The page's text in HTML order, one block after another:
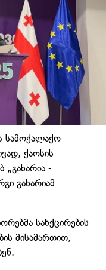
სამოქალაქო
ქაოსის
„გახარია -
გახარიამ
სანქცირების
მისამართით,